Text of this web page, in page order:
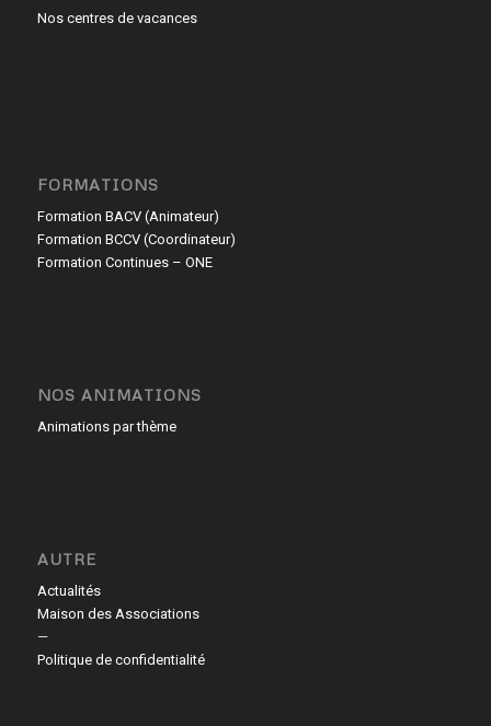
Nos centres de vacances
FORMATIONS
Formation BACV (Animateur)
Formation BCCV (Coordinateur)
Formation Continues – ONE
NOS ANIMATIONS
Animations par thème
AUTRE
Actualités
Maison des Associations
—
Politique de confidentialité